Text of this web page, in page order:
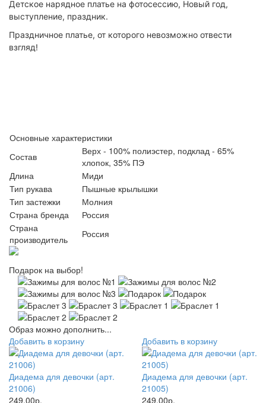
Детское нарядное платье на фотосессию, Новый год,
выступление, праздник.
Праздничное платье, от которого невозможно отвести
взгляд!
Основные характеристики
Состав
Верх - 100% полиэстер, подклад - 65%
хлопок, 35% ПЭ
Длина
Миди
Тип рукава
Пышные крылышки
Тип застежки
Молния
Страна бренда
Россия
Страна
производитель
Россия
Подарок на выбор!
Образ можно дополнить...
Добавить в корзину
Диадема для девочки (арт.
21006)
249.00р.
Добавить в корзину
Диадема для девочки (арт.
21005)
249.00р.